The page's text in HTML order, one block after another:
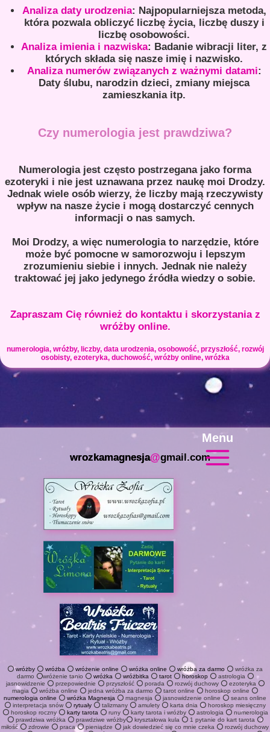
Analiza daty urodzenia: Najpopularniejsza metoda,
która pozwala obliczyć liczbę życia, liczbę duszy i
liczbę osobowości.
Analiza imienia i nazwiska: Badanie wibracji liter, z
których składa się nasze imię i nazwisko.
Analiza numerów związanych z ważnymi datami:
Daty ślubu, narodzin dzieci, zmiany miejsca
zamieszkania itp.
Czy numerologia jest prawdziwa?
Numerologia jest często postrzegana jako forma
ezoteryki i nie jest uznawana przez naukę moi Drodzy.
Jednak wiele osób wierzy, że liczby mają rzeczywisty
wpływ na nasze życie i mogą dostarczyć cennych
informacji o nas samych.
Moi Drodzy, a więc numerologia to narzędzie, które
może być pomocne w samorozwoju i lepszym
zrozumieniu siebie i innych. Jednak nie należy
traktować jej jako jedynego źródła wiedzy o sobie.
Zapraszam Cię również do kontaktu i skorzystania z
wróżby online.
numerologia, wróżby, liczby, data urodzenia, osobowość, przyszłość, rozwój
osobisty, ezoteryka, duchowość, wróżby online, wróżka
Menu
⭕wróżby ⭕ wróżba ⭕ wróżenie online ⭕ wróżka online ⭕ wróżba za darmo ⭕ wróżka za
darmo ⭕wróżenie tanio ⭕ wróżka ⭕ wróżbitka ⭕ tarot ⭕horoskop ⭕ astrologia ⭕
jasnowidzenie ⭕ przepowiednie ⭕ przyszłość ⭕ porada ⭕ rozwój duchowy ⭕ ezoteryka ⭕
magia ⭕ wróżba online ⭕ jedna wróżba za darmo ⭕ tarot online ⭕ horoskop online ⭕
numerologia online ⭕ wróżka Magnesja ⭕ magnesja ⭕ jasnowidzenie online ⭕ seans online
⭕ interpretacja snów ⭕ rytuały ⭕ talizmany ⭕ amulety ⭕ karta dnia ⭕ horoskop miesięczny
⭕ horoskop roczny ⭕karty tarota ⭕ runy ⭕ karty tarota i wróżby ⭕ astrologia ⭕ numerologia
⭕ prawdziwa wróżka ⭕ prawdziwe wróżby⭕ kryształowa kula ⭕ 1 pytanie do kart tarota ⭕
miłość ⭕ zdrowie ⭕ praca ⭕ pieniądze ⭕ jak dowiedzieć się co mnie czeka ⭕ rozwój duchowy
wrozkamagnesja@gmail.com